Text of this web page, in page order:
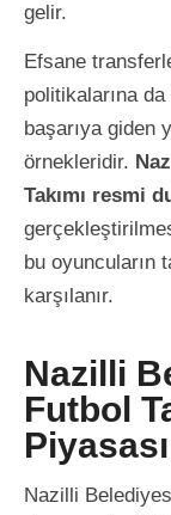
gelir.
Efsane
politikalarına
başarıya giden
örnekleridir.
Takımı resmi
bu oyuncuların
karşılanır.
Nazilli
Futbol
Piyasası
Nazilli